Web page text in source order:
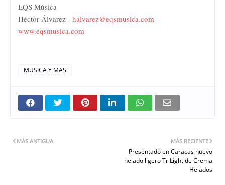
EQS Música
Héctor Álvarez - halvarez@eqsmusica.com
www.eqsmusica.com
MUSICA Y MAS
MÁS RECIENTE
Presentado en Caracas nuevo
helado ligero TriLight de Crema
Helados
MÁS ANTIGUA